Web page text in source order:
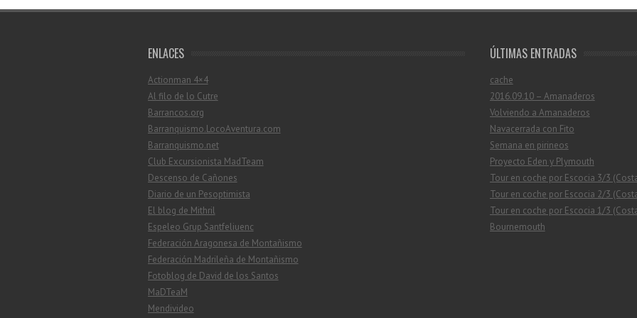
ENLACES
Actionman 4×4
Al filo de lo Cutre
Barrancos.org
Barranquismo.LocoAventura.com
Barranquismo.net
Club Excursionista MadTeam
Descenso de Cañones
Diario de un Pesoptimista
El blog de Mithril
Espeleo Grup Santfeliuenc
Federación Aragonesa de Montañismo
Federación Madrileña de Montañismo
Fotoblog de David de los Santos
MaDTeaM
Mendivideo
ÚLTIMAS ENTRADAS
cache
2016.09.10 – Amanaderos
Volviendo a Amanaderos
Navacerrada con Fito
Semana en pirineos
Proyecto Eden y Plymouth
Tour en coche por Escocia 3/3
Tour en coche por Escocia 2/3
Tour en coche por Escocia 1/3
Bournemouth